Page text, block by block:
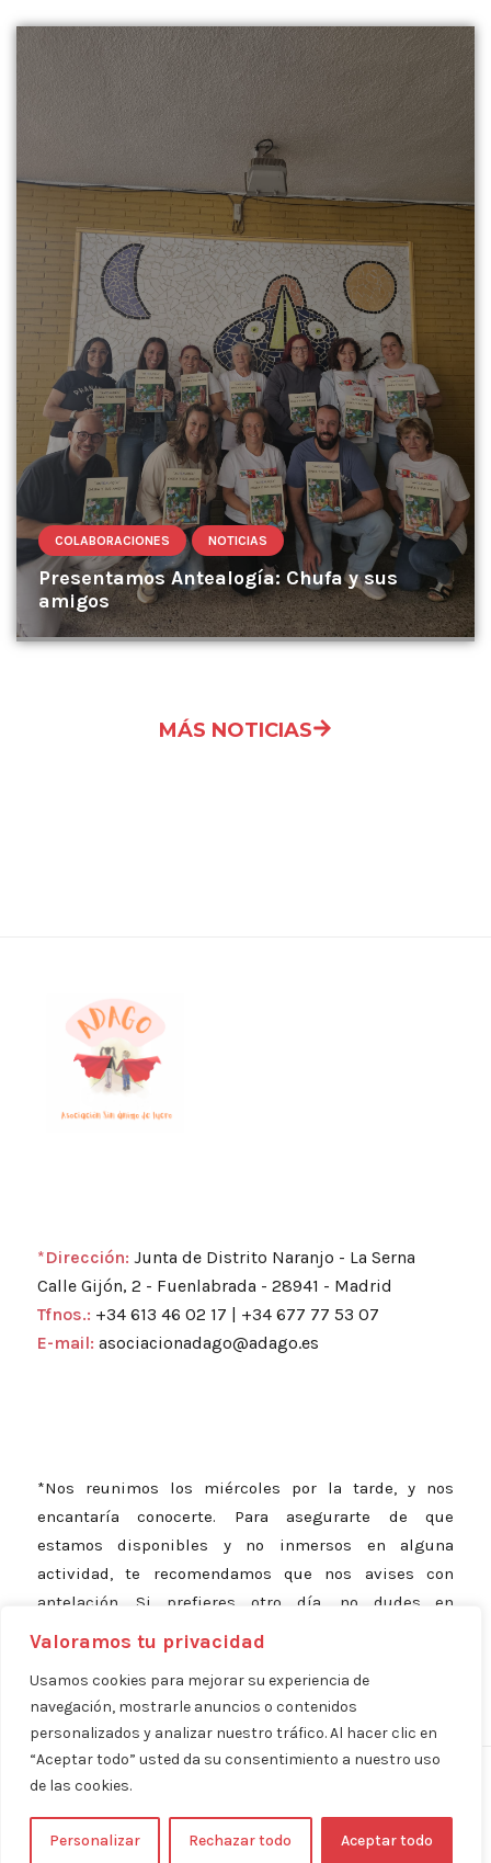
Valoramos tu privacidad
Usamos cookies para mejorar su experiencia de
navegación, mostrarle anuncios o contenidos
personalizados y analizar nuestro tráfico. Al hacer clic en
“Aceptar todo” usted da su consentimiento a nuestro uso
de las cookies.
Personalizar Rechazar todo Aceptar todo
COLABORACIONES NOTICIAS
Presentamos Antealogía: Chufa y sus
amigos
MÁS NOTICIAS
*Dirección: Junta de Distrito Naranjo - La Serna
Calle Gijón, 2 - Fuenlabrada - 28941 - Madrid
Tfnos.: +34 613 46 02 17 | +34 677 77 53 07
E-mail: asociacionadago@adago.es
*Nos reunimos los miércoles por la tarde, y nos
encantaría conocerte. Para asegurarte de que
estamos disponibles y no inmersos en alguna
actividad, te recomendamos que nos avises con
antelación. Si prefieres otro día, no dudes en
consultarnos; estamos aquí para adaptarnos a ti.
Aviso Legal |
Digital